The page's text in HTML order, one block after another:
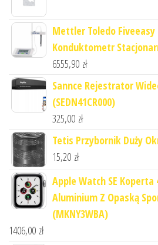
Mettler Toledo Fiveeasy
Konduktometr
6555,90 zł
Sannce Rejestrator
(SEDN41CR000)
325,00 zł
Tetis Przybornik Duży
15,20 zł
Apple Watch SE Koperta
Aluminium Z Opaską
(MKNY3WBA)
1406,00 zł